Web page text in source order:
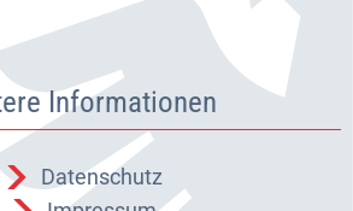
Informationen
Datenschutz